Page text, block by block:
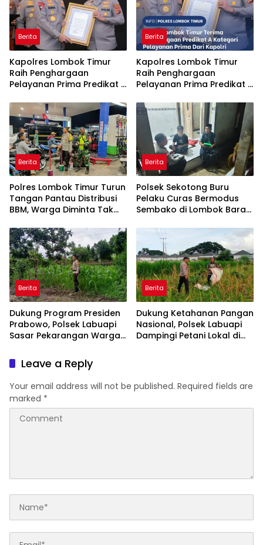
Berita
Kapolres Lombok Timur
Raih Penghargaan
Pelayanan Prima Predikat A
Berita
Kapolres Lombok Timur
Raih Penghargaan
Pelayanan Prima Predikat A
Berita
Polres Lombok Timur Turun
Tangan Pantau Distribusi
BBM, Warga Diminta Tak
Berita
Polsek Sekotong Buru
Pelaku Curas Bermodus
Sembako di Lombok Barat,
Hoaks
Berita
Dukung Program Presiden
Prabowo, Polsek Labuapi
Sasar Pekarangan Warga
Berita
Dukung Ketahanan Pangan
Nasional, Polsek Labuapi
Dampingi Petani Lokal di
Leave a Reply
Your email address will not be published. Required fields are
marked *